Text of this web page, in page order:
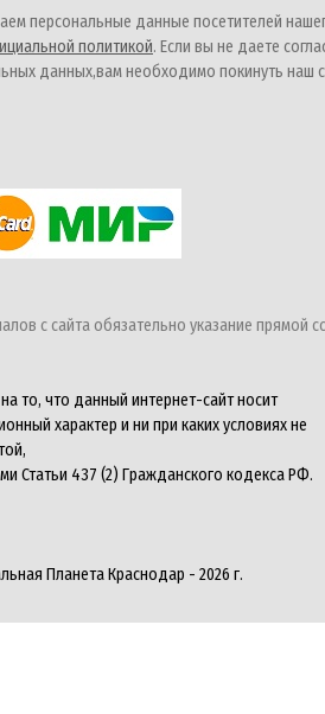
персональные данные посетителей
политикой. Если вы не даете
данных,вам необходимо покинуть наш
с сайта обязательно указание прямой
то, что данный интернет-сайт носит
характер и ни при каких условиях не
Статьи 437 (2) Гражданского кодекса РФ.
Планета Краснодар - 2026 г.